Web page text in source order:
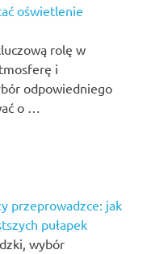
oświetlenie
rolę w
i
odpowiedniego
o …
przeprowadzce: jak
pułapek
wybór